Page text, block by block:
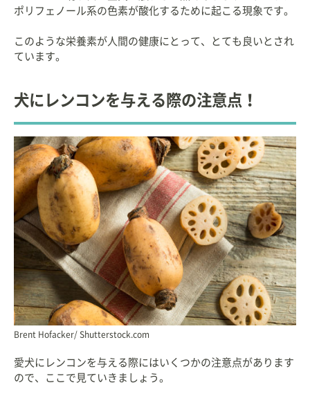
ポリフェノール系の色素が酸化するために起こる現象です。
このような栄養素が人間の健康にとって、とても良いとされ
ています。
犬にレンコンを与える際の注意点！
Brent Hofacker/ Shutterstock.com
愛犬にレンコンを与える際にはいくつかの注意点があります
ので、ここで見ていきましょう。